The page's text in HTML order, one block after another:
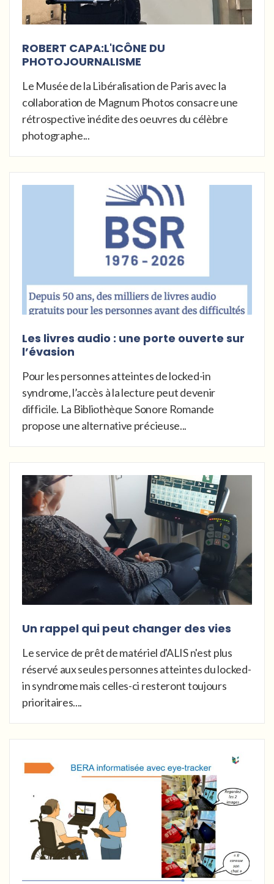
ROBERT CAPA:L'ICÔNE DU
PHOTOJOURNALISME
Le Musée de la Libéralisation de Paris avec la
collaboration de Magnum Photos consacre une
rétrospective inédite des oeuvres du célèbre
photographe...
Les livres audio : une porte ouverte sur
l’évasion
Pour les personnes atteintes de locked-in
syndrome, l’accès à la lecture peut devenir
difficile. La Bibliothèque Sonore Romande
propose une alternative précieuse...
Un rappel qui peut changer des vies
Le service de prêt de matériel d'ALIS n'est plus
réservé aux seules personnes atteintes du locked-
in syndrome mais celles-ci resteront toujours
prioritaires....